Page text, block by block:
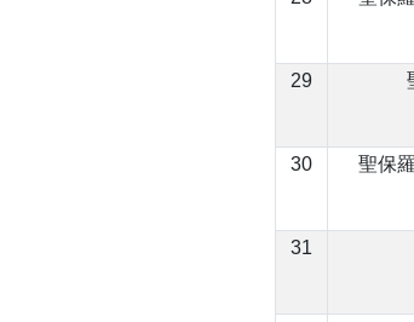
29
30 聖保
31